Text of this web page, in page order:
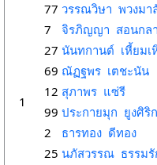
1
77 วรรณวิษา พวงมา
7
จิรภิญญา สอนกล
27 นันทกานต์ เหี้ยมเ
69 ณัฏฐพร เตชะนัน
12 สุภาพร แซ่รี
99 ประกายมุก ยูงศิริ
2
ธารทอง ดีทอง
25 นภัสวรรณ ธรรมรั